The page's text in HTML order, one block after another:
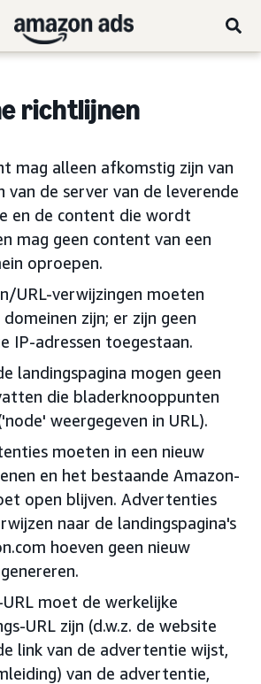
richtlijnen
mag alleen afkomstig zijn van
van de server van de leverende
en de content die wordt
mag geen content van een
oproepen.
URL-verwijzingen moeten
zijn; er zijn geen
IP-adressen toegestaan.
landingspagina mogen geen
die bladerknooppunten
weergegeven in URL).
moeten in een nieuw
en het bestaande Amazon-
open blijven. Advertenties
naar de landingspagina's
hoeven geen nieuw
moet de werkelijke
URL zijn (d.w.z. de website
link van de advertentie wijst,
van de advertentie,